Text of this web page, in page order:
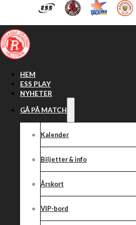
Hoppa till huvudinnehåll Hoppa till
HEM
ESS PLAY
NYHETER
GÅ PÅ MATCH
Kalender
Biljetter & info
Årskort
VIP-bord